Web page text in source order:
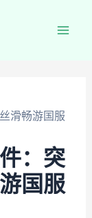
滑畅游国服
：突
国服